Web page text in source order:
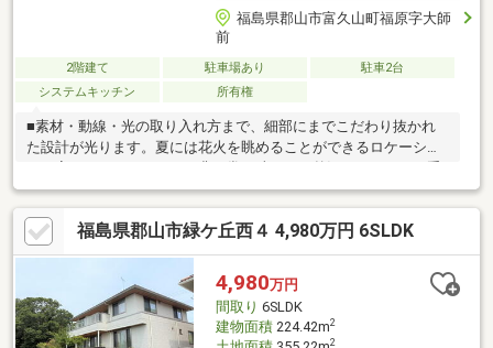
福島県郡山市富久山町福原字大師
前
2階建て 駐車場あり
駐車2台
システムキッチン
所有権
■素材・動線・光の取り入れ方まで、細部にまでこだわり抜かれ
た設計が光ります。夏には花火を眺めることができるロケーショ
に入ります。■縦方向の空間に広がりと遊び心をプラス。階ごと
に異なる景色と用途が展開されます。
福島県郡山市緑ケ丘西４ 4,980万円 6SLDK
4,980万円
間取り 6SLDK
建物面積224.42m2
2